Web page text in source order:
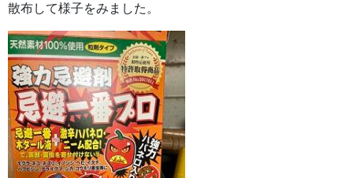
散布して様子をみました。